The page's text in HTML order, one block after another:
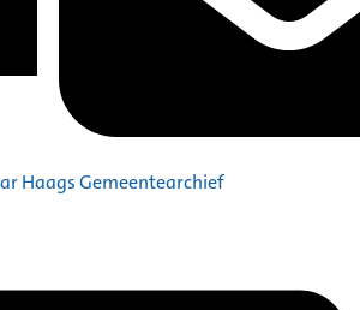
Haags Gemeentearchief